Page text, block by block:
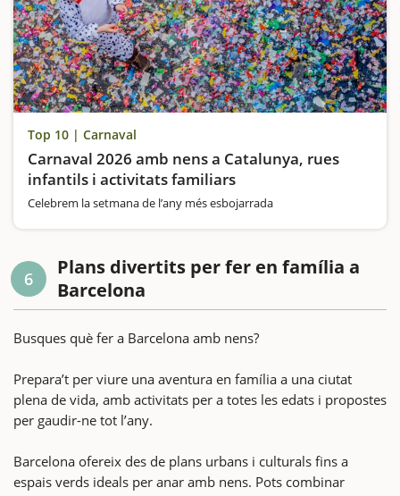
Top 10 | Carnaval
Carnaval 2026 amb nens a Catalunya, rues
infantils i activitats familiars
Celebrem la setmana de l’any més esbojarrada
6
Plans divertits per fer en família a
Barcelona
Busques què fer a Barcelona amb nens?
Prepara’t per viure una aventura en família a una ciutat
plena de vida, amb activitats per a totes les edats i propostes
per gaudir-ne tot l’any.
Barcelona ofereix des de plans urbans i culturals fins a
espais verds ideals per anar amb nens. Pots combinar